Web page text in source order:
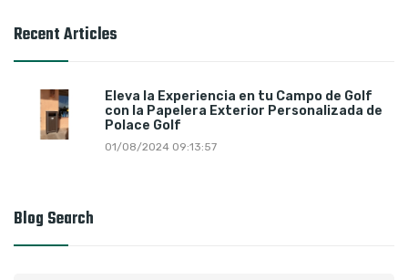
Recent Articles
Eleva la Experiencia en tu Campo de Golf
con la Papelera Exterior Personalizada de
Polace Golf
01/08/2024 09:13:57
Blog Search